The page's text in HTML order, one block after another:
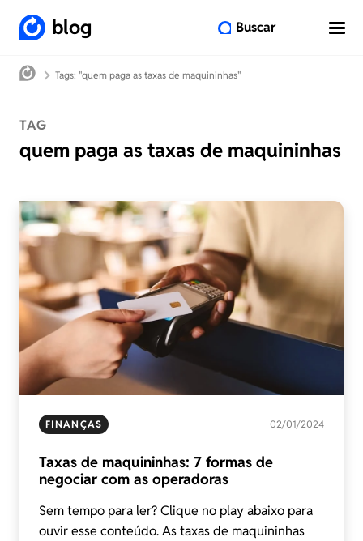
blog Buscar
Tags: "quem paga as taxas de maquininhas"
TAG
quem paga as taxas de maquininhas
FINANÇAS 02/01/2024
Taxas de maquininhas: 7 formas de
negociar com as operadoras
Sem tempo para ler? Clique no play abaixo para
ouvir esse conteúdo. As taxas de maquininhas